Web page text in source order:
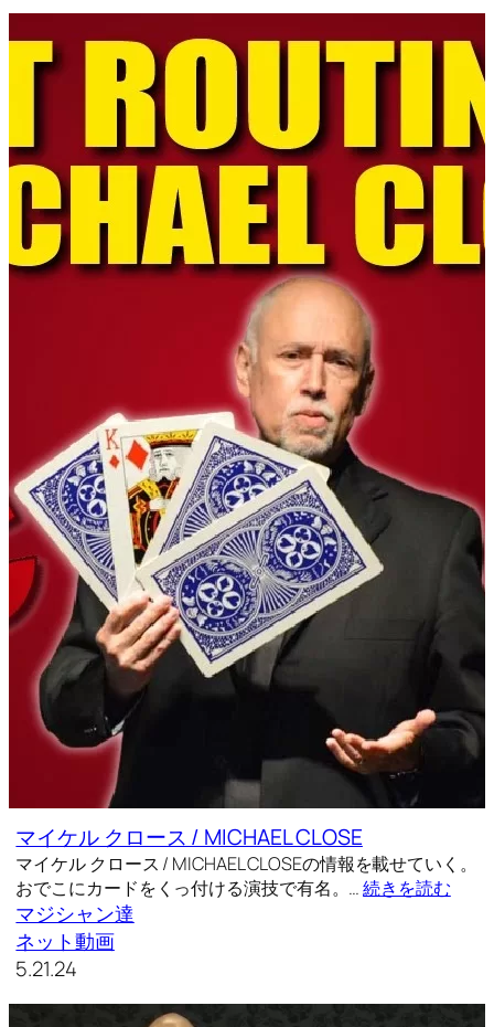
マイケル クロース / MICHAEL CLOSE
マイケル クロース / MICHAEL CLOSEの情報を載せていく。
おでこにカードをくっ付ける演技で有名。…続きを読む
マジシャン達
ネット動画
5.21.24